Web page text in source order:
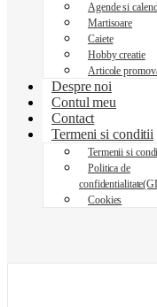
Agende si
Martisoare
Caiete
Hobby creatie
Articole
Despre noi
Contul meu
Contact
Termeni si conditii
Termenii si
Politica de
Cookies